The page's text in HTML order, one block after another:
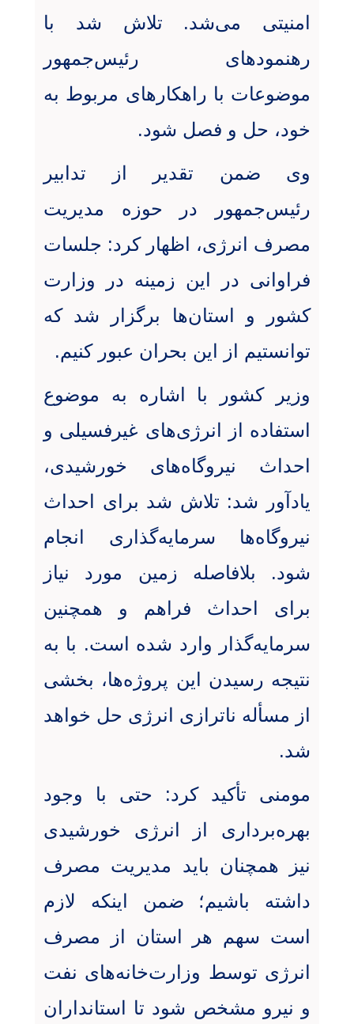
امنیتی می‌شد. تلاش شد با
رهنمودهای رئیس‌جمهور
موضوعات با راهکارهای مربوط به
خود، حل و فصل شود.
وی ضمن تقدیر از تدابیر
رئیس‌جمهور در حوزه مدیریت
مصرف انرژی، اظهار کرد: جلسات
فراوانی در این زمینه در وزارت
کشور و استان‌ها برگزار شد که
توانستیم از این بحران عبور کنیم.
وزیر کشور با اشاره به موضوع
استفاده از انرژی‌های غیرفسیلی و
احداث نیروگاه‌های خورشیدی،
یادآور شد: تلاش شد برای احداث
نیروگاه‌ها سرمایه‌گذاری انجام
شود. بلافاصله زمین مورد نیاز
برای احداث فراهم و همچنین
سرمایه‌گذار وارد شده است. با به
نتیجه رسیدن این پروژه‌ها، بخشی
از مسأله ناترازی انرژی حل خواهد
شد.
مومنی تأکید کرد: حتی با وجود
بهره‌برداری از انرژی خورشیدی
نیز همچنان باید مدیریت مصرف
داشته باشیم؛ ضمن اینکه لازم
است سهم هر استان از مصرف
انرژی توسط وزارت‌خانه‌های نفت
و نیرو مشخص شود تا استانداران